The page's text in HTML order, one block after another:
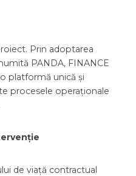
Prin adoptarea
PANDA, FINANCE
platformă unică și
procesele operaționale
de viață contractual